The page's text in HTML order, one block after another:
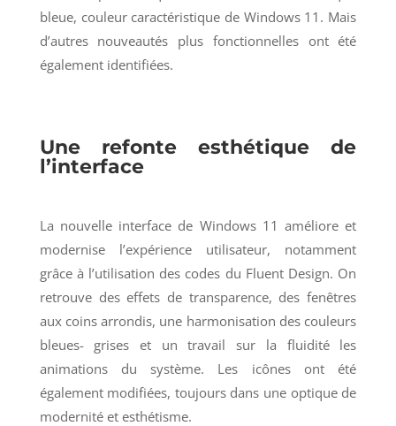
bleue, couleur caractéristique de Windows 11. Mais
d’autres nouveautés plus fonctionnelles ont été
également identifiées.
Une refonte esthétique de
l’interface
La nouvelle interface de Windows 11 améliore et
modernise l’expérience utilisateur, notamment
grâce à l’utilisation des codes du Fluent Design. On
retrouve des effets de transparence, des fenêtres
aux coins arrondis, une harmonisation des couleurs
bleues- grises et un travail sur la fluidité les
animations du système. Les icônes ont été
également modifiées, toujours dans une optique de
modernité et esthétisme.